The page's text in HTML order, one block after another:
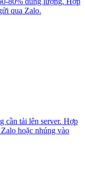
qua Zalo.
cần tải lên server. Hợp
hoặc nhúng vào